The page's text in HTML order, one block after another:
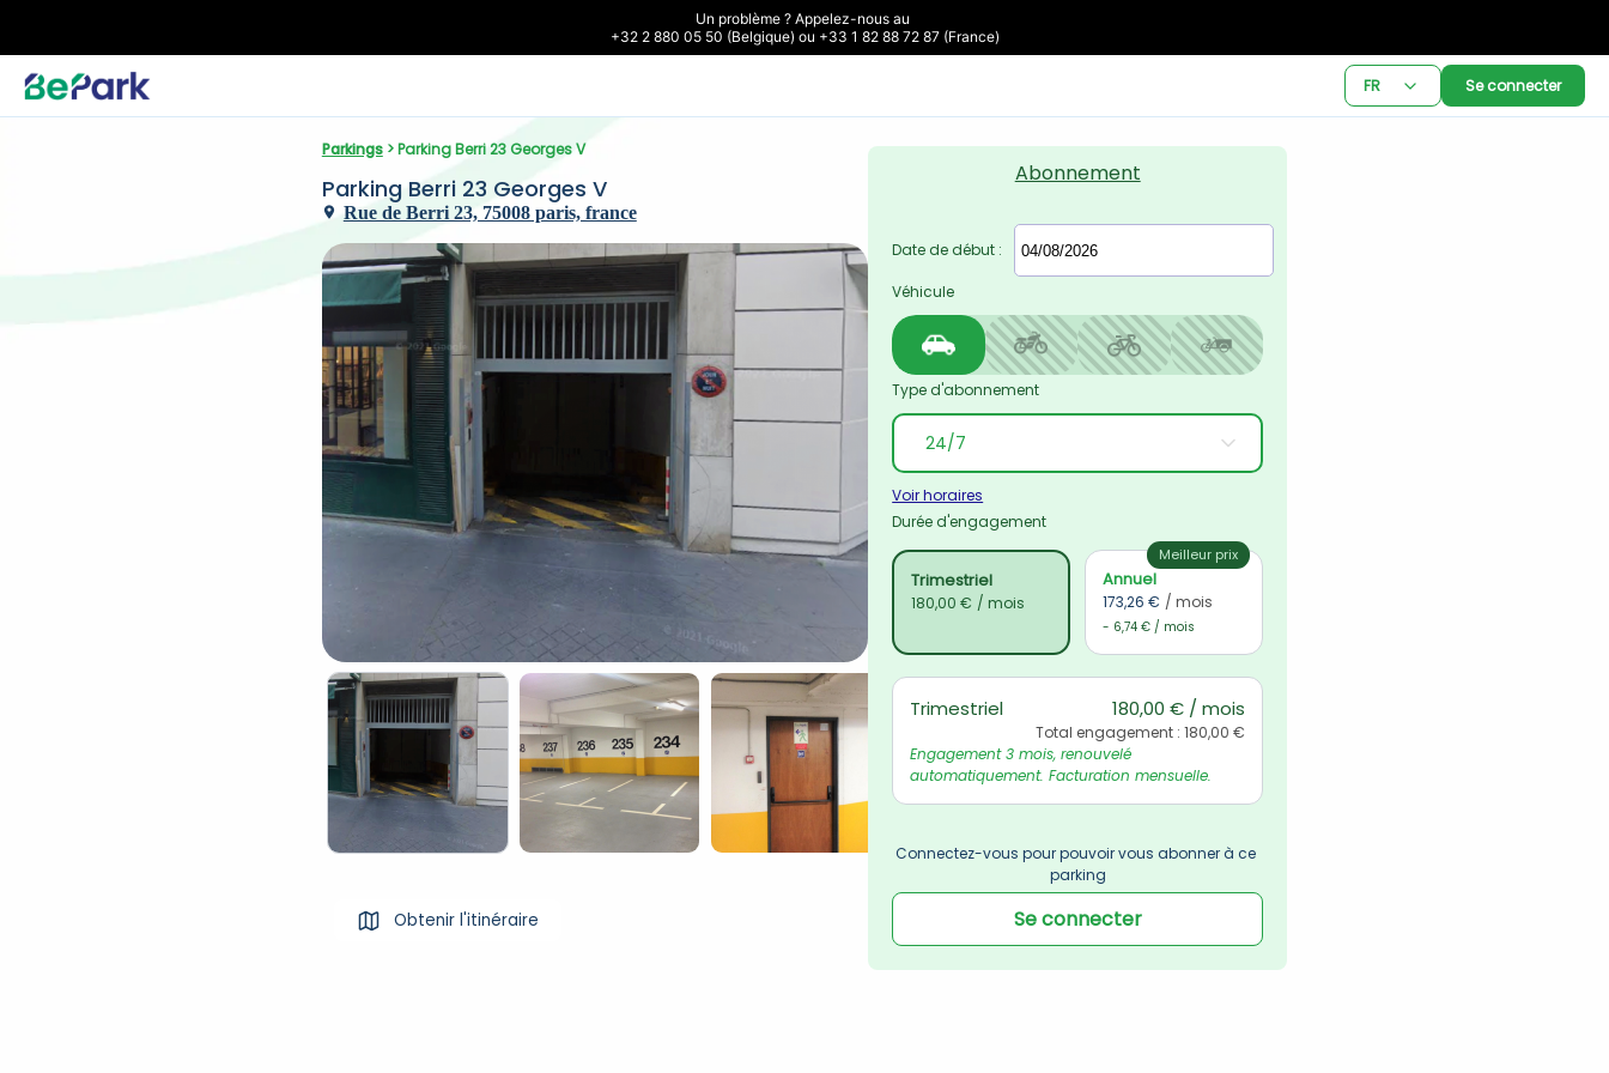
Un problème ? Appelez-nous au
+32 2 880 05 50 (Belgique) ou +33 1 82 88 72 87 (France)
FR Se connecter
Parkings > Parking Berri 23 Georges V
Parking Berri 23 Georges V
Rue de Berri 23, 75008 paris, france
Obtenir l'itinéraire
Abonnement
Date de début :
Véhicule
Type d'abonnement
Voir horaires
Durée d'engagement
Trimestriel
180,00 € / mois
Meilleur prix
Annuel
173,26 € / mois
- 6,74 € / mois
Trimestriel 180,00 € / mois
Total engagement : 180,00 €
Engagement 3 mois, renouvelé
automatiquement. Facturation mensuelle.
Connectez-vous pour pouvoir vous abonner à ce
parking
Se connecter